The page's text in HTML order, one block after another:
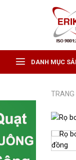
DANH MỤC
TRANG